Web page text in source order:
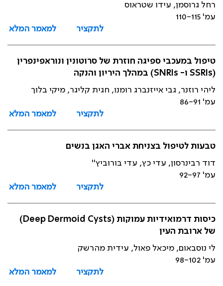
רחל גרוסמן, עידו שטראוס
עמ' 110-115
לתקציר
למאמר המלא
טיפול במעכבי ספיגה חוזרת של סרוטונין ונוראפינפרין
(SSRIs ו- SNRIs) במהלך היריון והנקה
ליהי רוזנר, גבי אייזנברג רומנו, חגית קליגר, מיקי בלוך
עמ' 86-91
לתקציר
למאמר המלא
טבעות לטיפול בצניחת אברי האגן בנשים
דוד רבינרסון, עדי כץ, עדי בורוביץ''
עמ' 92-97
לתקציר
למאמר המלא
כיסות דרמואידיות עמוקות (Deep Dermoid Cysts)
של ארובת העין
לי נוסבאום, מיכאל פאול, עידית מהרשק
עמ' 98-102
לתקציר
למאמר המלא